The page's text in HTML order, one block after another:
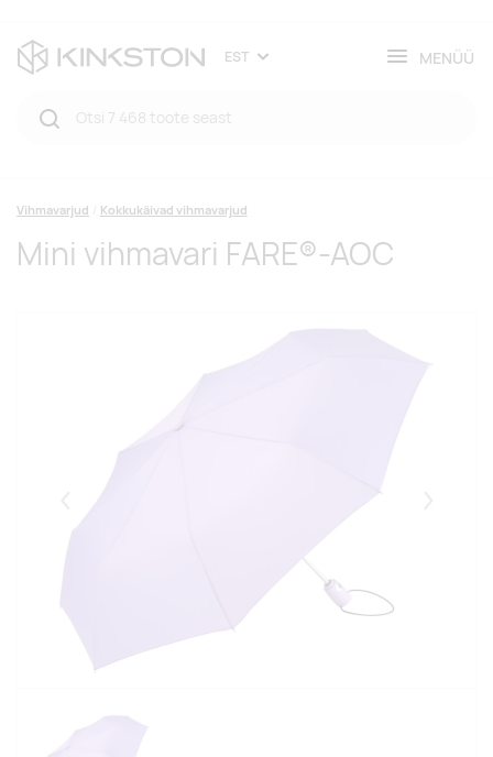
EST MENÜÜ
Vihmavarjud Kokkukäivad vihmavarjud
Mini vihmavari FARE®-AOC